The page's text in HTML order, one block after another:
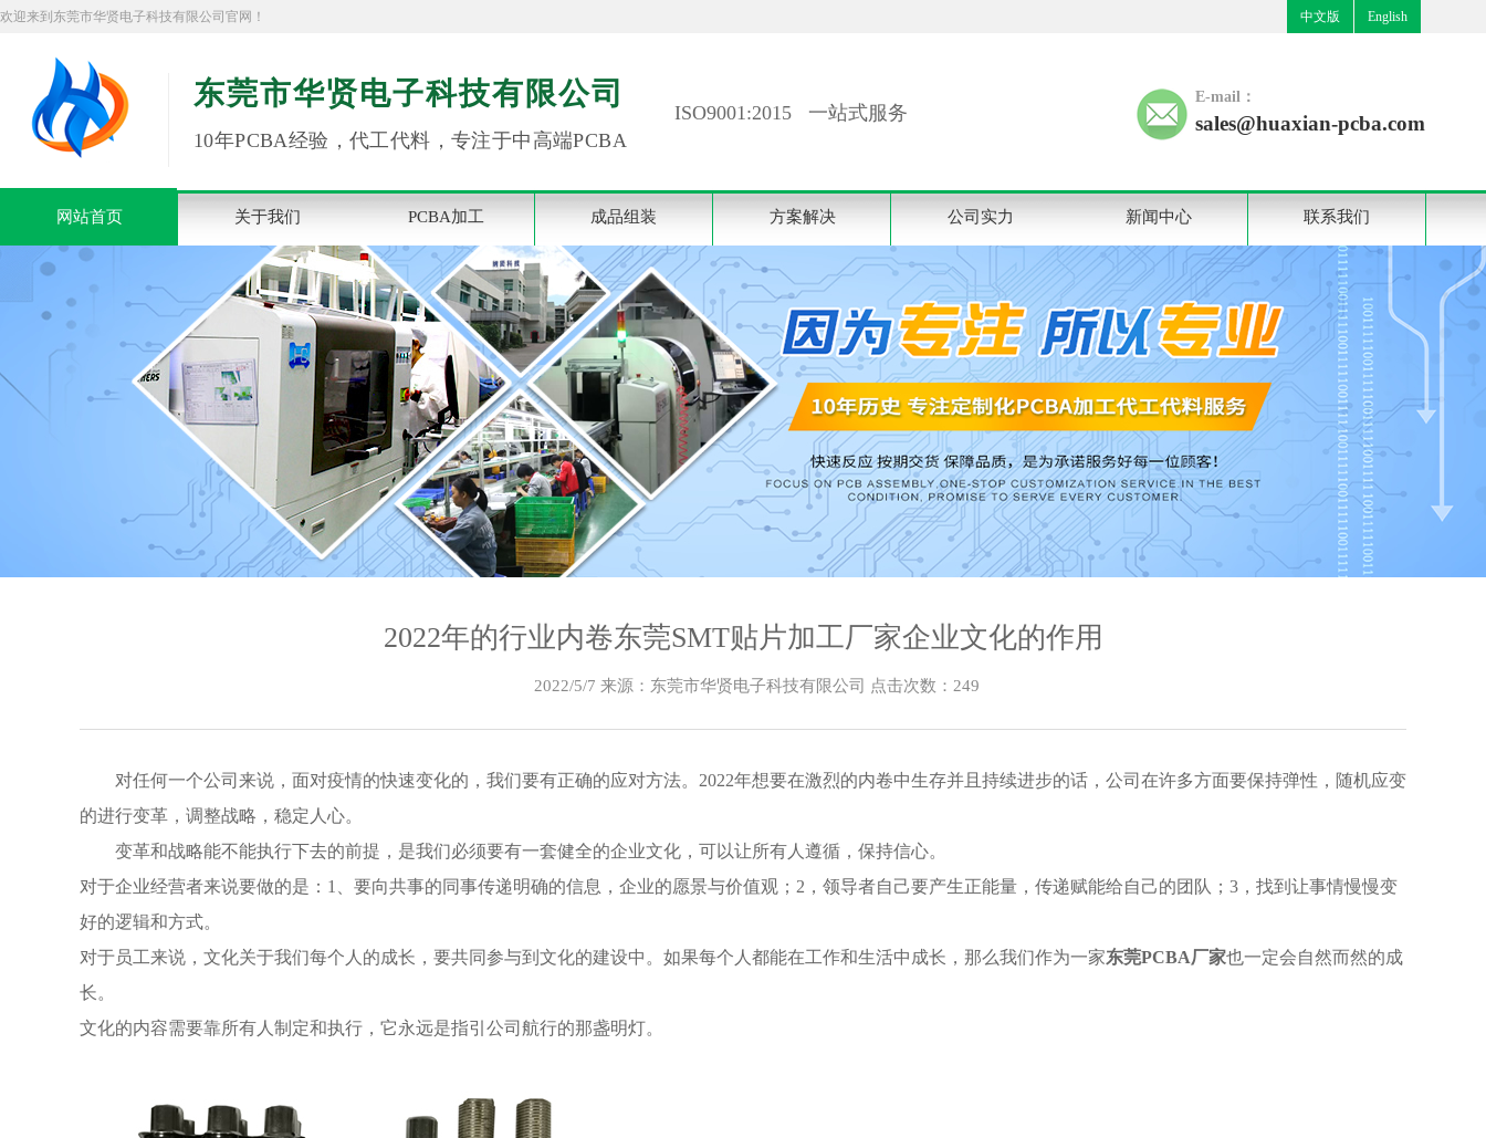
欢迎来到东莞市华贤电子科技有限公司官网！ 中文版 English
东莞市华贤电子科技有限公司
10年PCBA经验，代工代料，专注于中高端PCBA
ISO9001:2015 一站式服务
E-mail：
sales@huaxian-pcba.com
网站首页 关于我们 PCBA加工 成品组装 方案解决 公司实力 新闻中心 联系我们
2022年的行业内卷东莞SMT贴片加工厂家企业文化的作用
2022/5/7 来源：东莞市华贤电子科技有限公司 点击次数： 249
对任何一个公司来说，面对疫情的快速变化的，我们要有正确的应对方法。2022年想要在激烈的内卷中生存并且持续进步的话，公司在许多方面要保持弹性，随机应变
的进行变革，调整战略，稳定人心。
变革和战略能不能执行下去的前提，是我们必须要有一套健全的企业文化，可以让所有人遵循，保持信心。
对于企业经营者来说要做的是：1、要向共事的同事传递明确的信息，企业的愿景与价值观；2，领导者自己要产生正能量，传递赋能给自己的团队；3，找到让事情慢慢变
好的逻辑和方式。
对于员工来说，文化关于我们每个人的成长，要共同参与到文化的建设中。如果每个人都能在工作和生活中成长，那么我们作为一家东莞PCBA厂家也一定会自然而然的成
长。
文化的内容需要靠所有人制定和执行，它永远是指引公司航行的那盏明灯。